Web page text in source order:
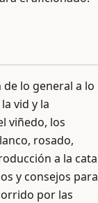
de lo general a lo
vid y la
viñedo, los
rosado,
a la cata
y consejos para
por las